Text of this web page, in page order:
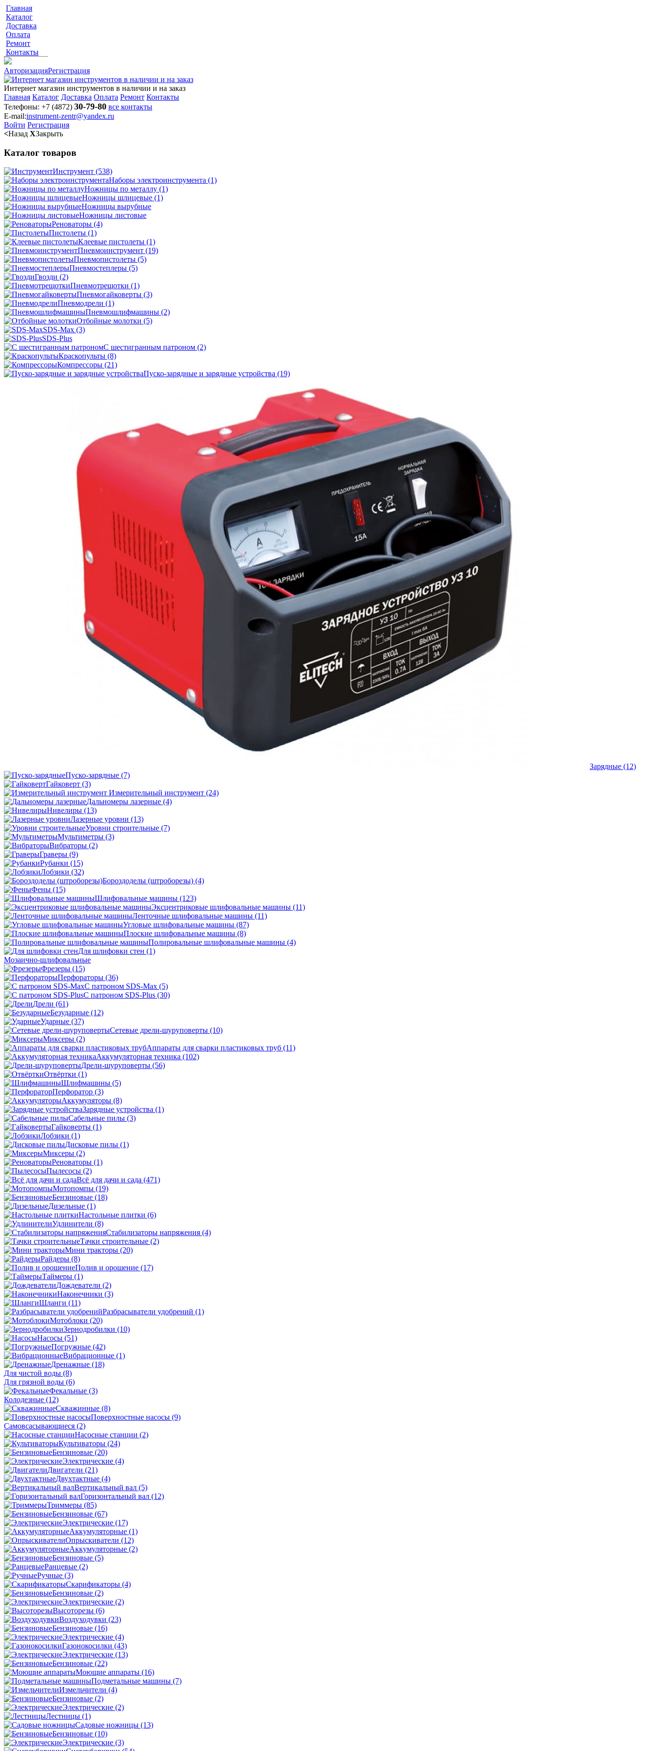
Главная
Каталог
Доставка
Оплата
Ремонт
Контакты
АвторизацияРегистрация
Интернет магазин инструментов в наличии и на заказ
Главная Каталог Доставка Оплата Ремонт Контакты
Телефоны: +7 (4872) 30-79-80 все контакты
E-mail:instrument-zentr@yandex.ru
Войти Регистрация
<Назад XЗакрыть
Каталог товаров
Инструмент (538)
Наборы электроинструмента (1)
Ножницы по металлу (1)
Ножницы шлицевые (1)
Ножницы вырубные
Ножницы листовые
Реноваторы (4)
Пистолеты (1)
Клеевые пистолеты (1)
Пневмоинструмент (19)
Пневмопистолеты (5)
Пневмостеплеры (5)
Гвозди (2)
Пневмотрещотки (1)
Пневмогайковерты (3)
Пневмодрели (1)
Пневмошлифмашины (2)
Отбойные молотки (5)
SDS-Max (3)
SDS-Plus
C шестигранным патроном (2)
Краскопульты (8)
Компрессоры (21)
Пуско-зарядные и зарядные устройства (19)
Зарядные (12)
Пуско-зарядные (7)
Гайковерт (3)
Измерительный инструмент (24)
Дальномеры лазерные (4)
Нивелиры (13)
Лазерные уровни (13)
Уровни строительные (7)
Мультиметры (3)
Вибраторы (2)
Граверы (9)
Рубанки (15)
Лобзики (32)
Бороздоделы (штроборезы) (4)
Фены (15)
Шлифовальные машины (123)
Эксцентриковые шлифовальные машины (11)
Ленточные шлифовальные машины (11)
Угловые шлифовальные машины (87)
Плоские шлифовальные машины (8)
Полировальные шлифовальные машины (4)
Для шлифовки стен (1)
Мозаично-шлифовальные
Фрезеры (15)
Перфораторы (36)
С патроном SDS-Max (5)
С патроном SDS-Plus (30)
Дрели (61)
Безударные (12)
Ударные (37)
Сетевые дрели-шуруповерты (10)
Миксеры (2)
Аппараты для сварки пластиковых труб (11)
Аккумуляторная техника (102)
Дрели-шуруповерты (56)
Отвёртки (1)
Шлифмашины (5)
Перфоратор (3)
Аккумуляторы (8)
Зарядные устройства (1)
Сабельные пилы (3)
Гайковерты (1)
Лобзики (1)
Дисковые пилы (1)
Миксеры (2)
Реноваторы (1)
Пылесосы (2)
Всё для дачи и сада (471)
Мотопомпы (19)
Бензиновые (18)
Дизельные (1)
Настольные плитки (6)
Удлинители (8)
Стабилизаторы напряжения (4)
Тачки строительные (2)
Мини тракторы (20)
Райдеры (8)
Полив и орошение (17)
Таймеры (1)
Дождеватели (2)
Наконечники (3)
Шланги (11)
Разбрасыватели удобрений (1)
Мотоблоки (20)
Зернодробилки (10)
Насосы (51)
Погружные (42)
Вибрационные (1)
Дренажные (18)
Для чистой воды (8)
Для грязной воды (6)
Фекальные (3)
Колодезные (12)
Скважинные (8)
Поверхностные насосы (9)
Самовсасывающиеся (2)
Насосные станции (2)
Культиваторы (24)
Бензиновые (20)
Электрические (4)
Двигатели (21)
Двухтактные (4)
Вертикальный вал (5)
Горизонтальный вал (12)
Триммеры (85)
Бензиновые (67)
Электрические (17)
Аккумуляторные (1)
Опрыскиватели (12)
Аккумуляторные (2)
Бензиновые (5)
Ранцевые (2)
Ручные (3)
Скарификаторы (4)
Бензиновые (2)
Электрические (2)
Высоторезы (6)
Воздуходувки (23)
Бензиновые (16)
Электрические (4)
Газонокосилки (43)
Электрические (13)
Бензиновые (22)
Моющие аппараты (16)
Подметальные машины (7)
Измельчители (4)
Бензиновые (2)
Электрические (2)
Лестницы (1)
Садовые ножницы (13)
Бензиновые (10)
Электрические (3)